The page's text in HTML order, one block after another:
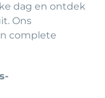
dag en ontdek
Ons
complete